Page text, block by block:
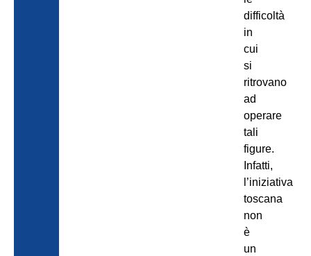
difficoltà
in
cui
si
ritrovano
ad
operare
tali
figure.
Infatti,
l’iniziativa
toscana
non
è
un